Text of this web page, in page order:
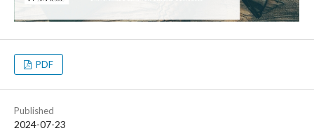
PDF
Published
2024-07-23